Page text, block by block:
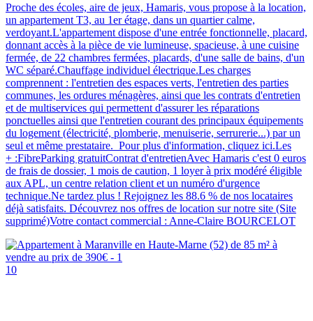
Proche des écoles, aire de jeux, Hamaris, vous propose à la location,
un appartement T3, au 1er étage, dans un quartier calme,
verdoyant.L'appartement dispose d'une entrée fonctionnelle, placard,
donnant accès à la pièce de vie lumineuse, spacieuse, à une cuisine
fermée, de 22 chambres fermées, placards, d'une salle de bains, d'un
WC séparé.Chauffage individuel électrique.Les charges
comprennent : l'entretien des espaces verts, l'entretien des parties
communes, les ordures ménagères, ainsi que les contrats d'entretien
et de multiservices qui permettent d'assurer les réparations
ponctuelles ainsi que l'entretien courant des principaux équipements
du logement (électricité, plomberie, menuiserie, serrurerie...) par un
seul et même prestataire. Pour plus d'information, cliquez ici.Les
+ :FibreParking gratuitContrat d'entretienAvec Hamaris c'est 0 euros
de frais de dossier, 1 mois de caution, 1 loyer à prix modéré éligible
aux APL, un centre relation client et un numéro d'urgence
technique.Ne tardez plus ! Rejoignez les 88.6 % de nos locataires
déjà satisfaits. Découvrez nos offres de location sur notre site (Site
supprimé)Votre contact commercial : Anne-Claire BOURCELOT
10